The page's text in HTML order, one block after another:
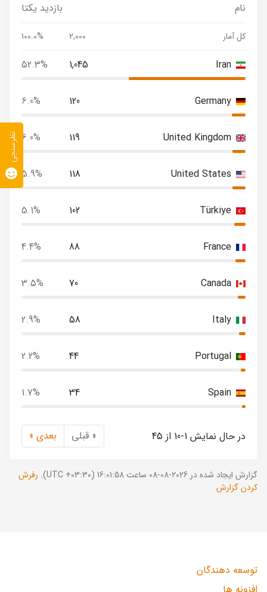
نام بازدید یکتا
کل آمار 2,000
100.0%
Iran
1,045
52.3%
Germany
120
6.0%
United Kingdom
119
6.0%
United States
118
5.9%
Türkiye
102
5.1%
France
88
4.4%
Canada
70
3.5%
Italy
58
2.9%
Portugal
44
2.2%
Spain
34
1.7%
در حال نمایش 1-10 از 45 « قبلی بعدی »
گزارش ایجاد شده در 2026-08-08 ساعت 16:01:58 (UTC +03:30).
رفرش
کردن گزارش
توسعه دهندگان
نظرسنجی